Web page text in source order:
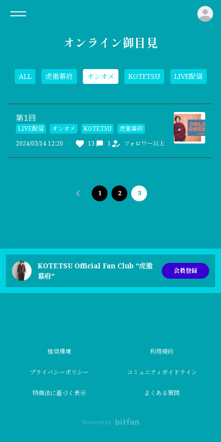
オンライン御目見
ALL 虎徹幕府 オンオメ KOTETSU LIVE配信
第1回
LIVE配信 オンオメ KOTETSU
虎徹幕府
2024/03/14 12:20
13 1 フォロワー以上
1 2 3
KOTETSU Official Fan Club “虎徹
幕府”
会員登録
推奨環境 利用規約
プライバシーポリシー コミュニティガイドライン
特商法に基づく表示 よくある質問
Powered by